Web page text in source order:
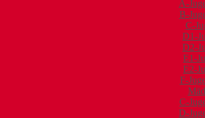
A-
B-
C-
D1-
D2-
E1-
E2-
F-
C-
D-